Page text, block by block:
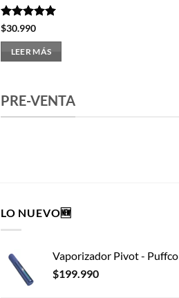
Valorado
$30.990
LEER MÁS
PRE-VENTA
LO NUEVO🆕
Vaporizador Pivot - Puffco
$199.990